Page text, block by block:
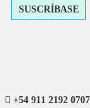
SUSCRÍBASE
+54 911 2192 0707